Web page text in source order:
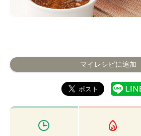
マイレシピに追加